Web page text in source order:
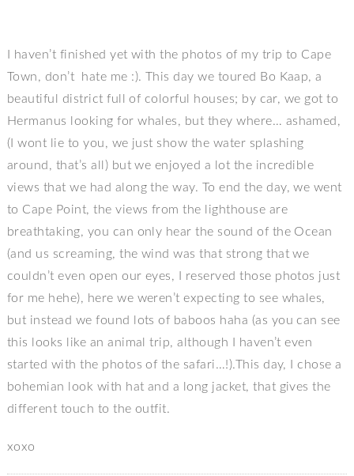
I haven’t finished yet with the photos of my trip to Cape
Town, don’t hate me :). This day we toured Bo Kaap, a
beautiful district full of colorful houses; by car, we got to
Hermanus looking for whales, but they where… ashamed,
(I wont lie to you, we just show the water splashing
around, that’s all) but we enjoyed a lot the incredible
views that we had along the way. To end the day, we went
to Cape Point, the views from the lighthouse are
breathtaking, you can only hear the sound of the Ocean
(and us screaming, the wind was that strong that we
couldn’t even open our eyes, I reserved those photos just
for me hehe), here we weren’t expecting to see whales,
but instead we found lots of baboos haha (as you can see
this looks like an animal trip, although I haven’t even
started with the photos of the safari…!).This day, I chose a
bohemian look with hat and a long jacket, that gives the
different touch to the outfit.
xoxo